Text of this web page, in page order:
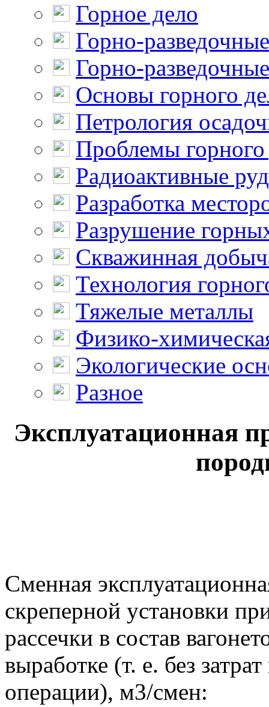
Горное дело
Горно-
Горно-
Основы горного
Петрология
Проблемы горного
Радиоактивные
Разработка
Разрушение
Скважинная
Технология
Тяжелые металлы
Физико-
Экологические
Разное
Эксплуатационная
Сменная
скреперной установки
рассечки в состав
выработке (т. е. без
операции), м3/смен: